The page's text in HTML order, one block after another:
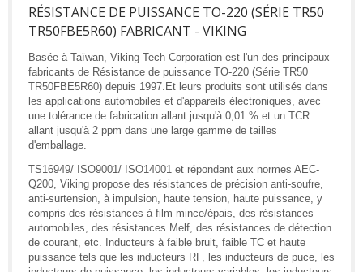
RÉSISTANCE DE PUISSANCE TO-220 (SÉRIE TR50
TR50FBE5R60) FABRICANT - VIKING
Basée à Taïwan, Viking Tech Corporation est l'un des principaux
fabricants de Résistance de puissance TO-220 (Série TR50
TR50FBE5R60) depuis 1997.Et leurs produits sont utilisés dans
les applications automobiles et d'appareils électroniques, avec
une tolérance de fabrication allant jusqu'à 0,01 % et un TCR
allant jusqu'à 2 ppm dans une large gamme de tailles
d'emballage.
TS16949/ ISO9001/ ISO14001 et répondant aux normes AEC-
Q200, Viking propose des résistances de précision anti-soufre,
anti-surtension, à impulsion, haute tension, haute puissance, y
compris des résistances à film mince/épais, des résistances
automobiles, des résistances Melf, des résistances de détection
de courant, etc. Inducteurs à faible bruit, faible TC et haute
puissance tels que les inducteurs RF, les inducteurs de puce, les